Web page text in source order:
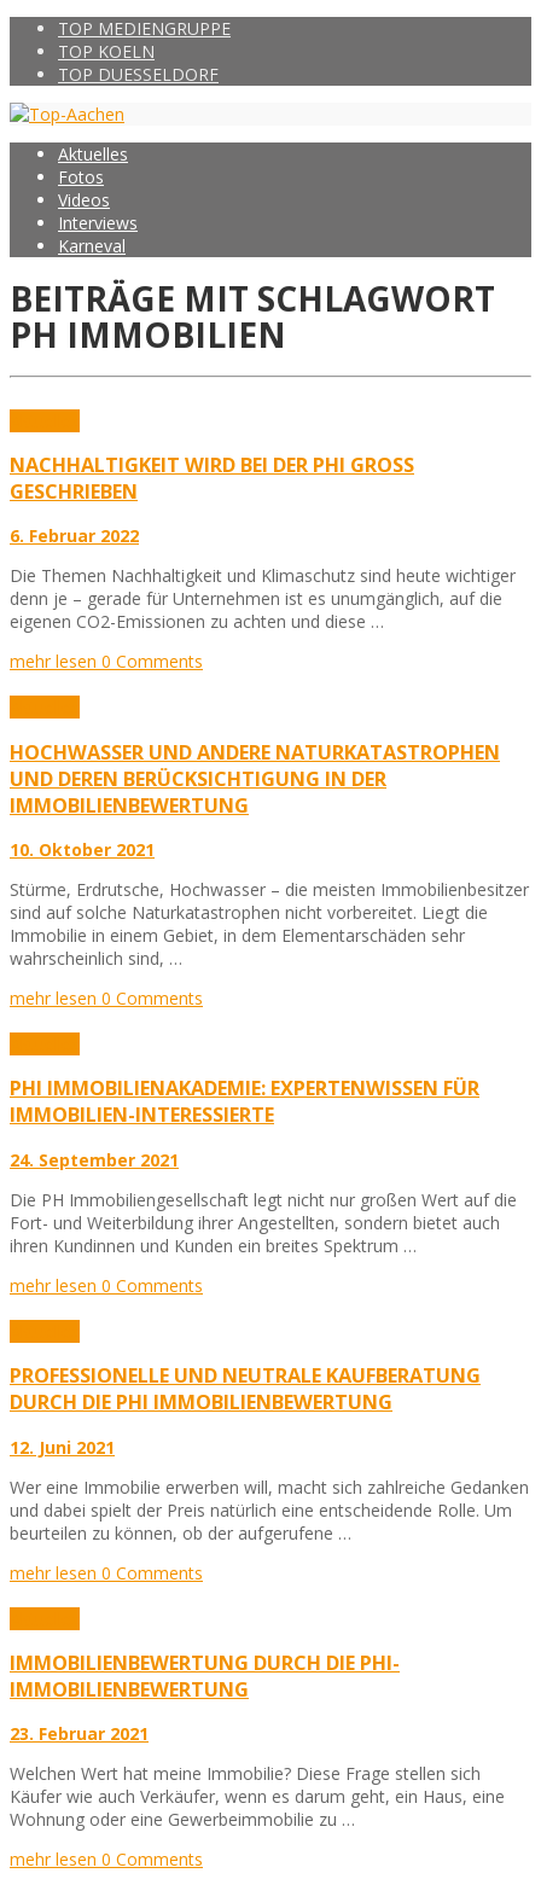
TOP MEDIENGRUPPE
TOP KOELN
TOP DUESSELDORF
Aktuelles
Fotos
Videos
Interviews
Karneval
BEITRÄGE MIT SCHLAGWORT
PH IMMOBILIEN
NACHHALTIGKEIT WIRD BEI DER PHI GROSS G
ESCHRIEBEN
6. Februar 2022
Die Themen Nachhaltigkeit und Klimaschutz sind heute wichtiger
denn je – gerade für Unternehmen ist es unumgänglich, auf die
eigenen CO2-Emissionen zu achten und diese …
mehr lesen 0 Comments
HOCHWASSER UND ANDERE NATURKATASTROPHEN
UND DEREN BERÜCKSICHTIGUNG IN DER
IMMOBILIENBEWERTUNG
10. Oktober 2021
Stürme, Erdrutsche, Hochwasser – die meisten Immobilienbesitzer
sind auf solche Naturkatastrophen nicht vorbereitet. Liegt die
Immobilie in einem Gebiet, in dem Elementarschäden sehr
wahrscheinlich sind, …
mehr lesen 0 Comments
PHI IMMOBILIENAKADEMIE: EXPERTENWISSEN FÜR
IMMOBILIEN-INTERESSIERTE
24. September 2021
Die PH Immobiliengesellschaft legt nicht nur großen Wert auf die
Fort- und Weiterbildung ihrer Angestellten, sondern bietet auch
ihren Kundinnen und Kunden ein breites Spektrum …
mehr lesen 0 Comments
PROFESSIONELLE UND NEUTRALE KAUFBERATUNG
DURCH DIE PHI IMMOBILIENBEWERTUNG
12. Juni 2021
Wer eine Immobilie erwerben will, macht sich zahlreiche Gedanken
und dabei spielt der Preis natürlich eine entscheidende Rolle. Um
beurteilen zu können, ob der aufgerufene …
mehr lesen 0 Comments
IMMOBILIENBEWERTUNG DURCH DIE PHI-
IMMOBILIENBEWERTUNG
23. Februar 2021
Welchen Wert hat meine Immobilie? Diese Frage stellen sich
Käufer wie auch Verkäufer, wenn es darum geht, ein Haus, eine
Wohnung oder eine Gewerbeimmobilie zu …
mehr lesen 0 Comments